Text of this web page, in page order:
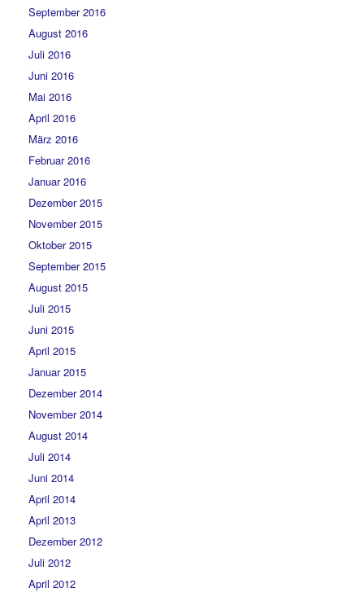
September 2016
August 2016
Juli 2016
Juni 2016
Mai 2016
April 2016
März 2016
Februar 2016
Januar 2016
Dezember 2015
November 2015
Oktober 2015
September 2015
August 2015
Juli 2015
Juni 2015
April 2015
Januar 2015
Dezember 2014
November 2014
August 2014
Juli 2014
Juni 2014
April 2014
April 2013
Dezember 2012
Juli 2012
April 2012